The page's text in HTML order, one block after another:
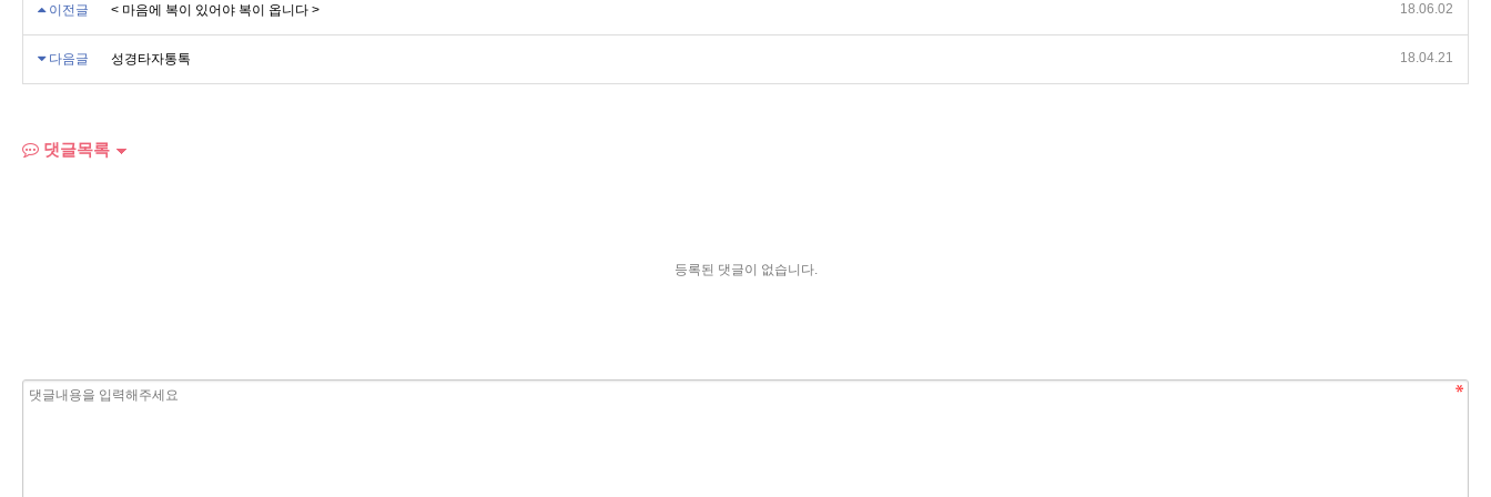
이전글 < 마음에 복이 있어야 복이 옵니다 > 18.06.02
다음글 성경타자통톡 18.04.21
댓글목록
등록된 댓글이 없습니다.